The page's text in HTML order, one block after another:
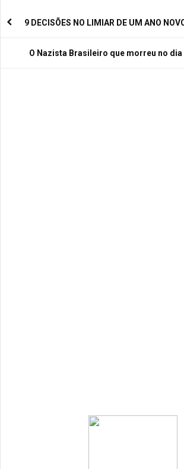
9 DECISÕES NO LIMIAR DE UM ANO
O Nazista Brasileiro que morreu no